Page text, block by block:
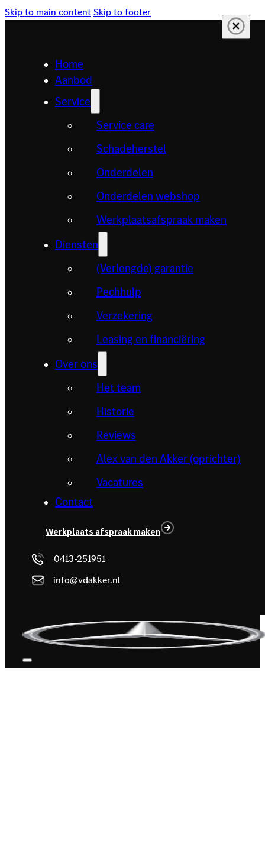
Skip to main contentSkip to footer
Home
Aanbod
Service
Service care
Schadeherstel
Onderdelen
Onderdelen webshop
Werkplaatsafspraak maken
Diensten
(Verlengde) garantie
Pechhulp
Verzekering
Leasing en financiëring
Over ons
Het team
Historie
Reviews
Alex van den Akker (oprichter)
Vacatures
Contact
Werkplaats afspraak maken
0413-251951
info@vdakker.nl